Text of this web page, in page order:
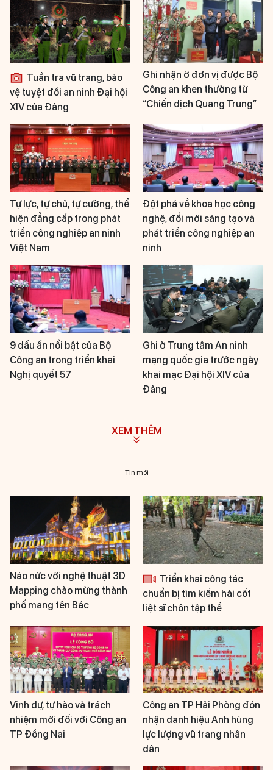
Tuần tra vũ trang, bảo
vệ tuyệt đối an ninh Đại hội
XIV của Đảng
Ghi nhận ở đơn vị được Bộ
Công an khen thưởng từ
“Chiến dịch Quang Trung”
Tự lực, tự chủ, tự cường, thể
hiện đẳng cấp trong phát
triển công nghiệp an ninh
Việt Nam
Đột phá về khoa học công
nghệ, đổi mới sáng tạo và
phát triển công nghiệp an
ninh
9 dấu ấn nổi bật của Bộ
Công an trong triển khai
Nghị quyết 57
Ghi ở Trung tâm An ninh
mạng quốc gia trước ngày
khai mạc Đại hội XIV của
Đảng
XEM THÊM
Tin mới
Náo nức với nghệ thuật 3D
Mapping chào mừng thành
phố mang tên Bác
Triển khai công tác
chuẩn bị tìm kiếm hài cốt
liệt sĩ chôn tập thể
Vinh dự, tự hào và trách
nhiệm mới đối với Công an
TP Đồng Nai
Công an TP Hải Phòng đón
nhận danh hiệu Anh hùng
lực lượng vũ trang nhân
dân